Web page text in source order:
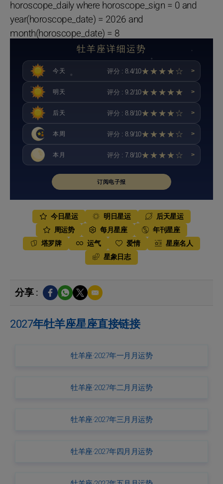
horoscope_daily where horoscope_sign = 0 and
year(horoscope_date) = 2026 and
month(horoscope_date) = 8
牡羊座详细运势
今天 评分 : 8.4/10★★★★☆ >
明天 评分 : 9.2/10★★★★★ >
后天 评分 : 8.8/10★★★★☆ >
本周 评分 : 8.9/10★★★★☆ >
本月 评分 : 7.8/10★★★★☆ >
订阅电子报
今日星运 明日星运
后天星运
周运势
每月星座
年刊星座
塔罗牌
运气 爱情
星座名人
星象日志
分享 :
2027年牡羊座星座直接链接
牡羊座·2027年一月月运势
牡羊座·2027年二月月运势
牡羊座·2027年三月月运势
牡羊座·2027年四月月运势